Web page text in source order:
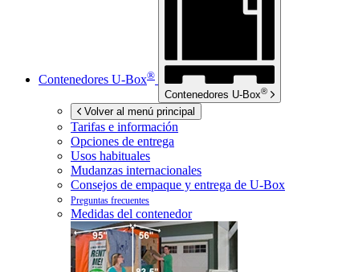
Contenedores U-Box®
Contenedores U-Box®
Volver al menú principal
Tarifas e información
Opciones de entrega
Usos habituales
Mudanzas internacionales
Consejos de empaque y entrega de U-Box
Preguntas frecuentes
Medidas del contenedor